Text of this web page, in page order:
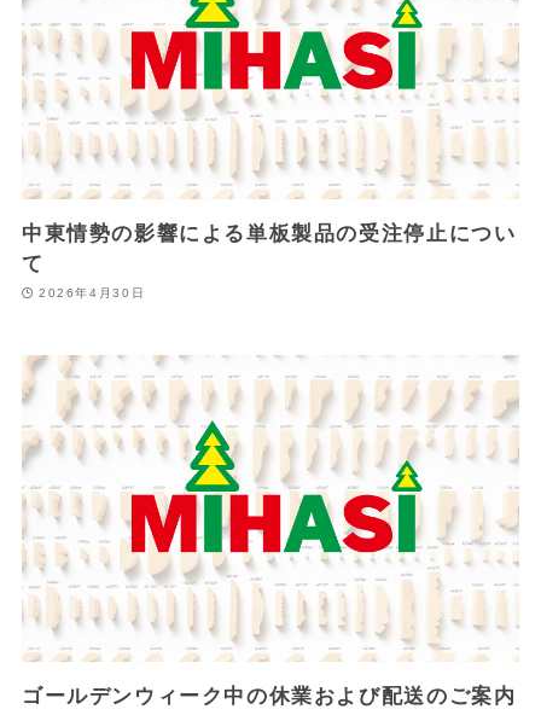
中東情勢の影響による単板製品の受注停止につい
て
2026年4月30日
ゴールデンウィーク中の休業および配送のご案内